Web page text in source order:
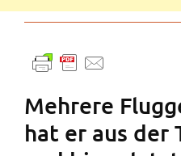
Mehrere
hat er aus der